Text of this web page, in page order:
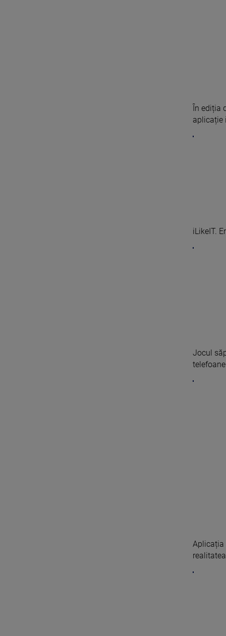
În ediția
aplicație
iLikeIT.
Jocul
Aplicația